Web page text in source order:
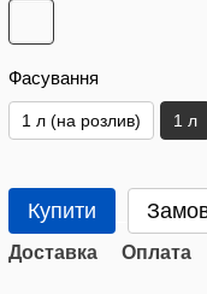
Фасування
1 л (на розлив) 1 л
Купити
Доставка Оплата